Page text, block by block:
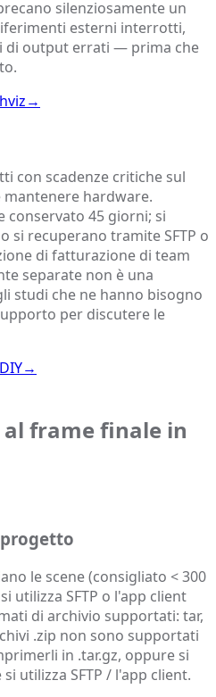
silenziosamente un
esterni interrotti,
di output errati — prima che
→
con scadenze critiche sul
mantenere hardware.
conservato 45 giorni; si
si recuperano tramite SFTP o
di fatturazione di team
separate non è una
studi che ne hanno bisogno
per discutere le
→
frame finale in
le scene (consigliato < 300
utilizza SFTP o l'app client
di archivio supportati: tar,
.zip non sono supportati
in .tar.gz, oppure si
utilizza SFTP / l'app client.